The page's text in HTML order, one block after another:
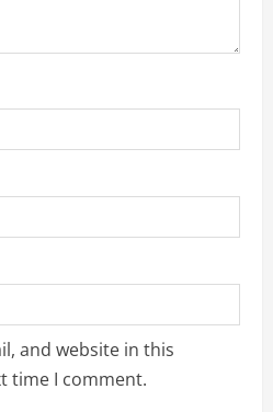
and website in this
time I comment.